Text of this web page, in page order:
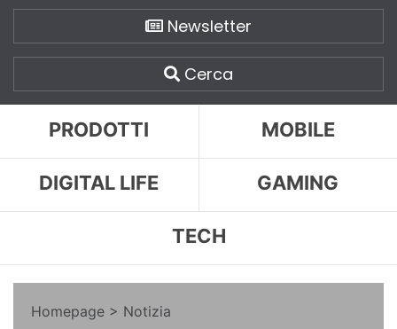
Newsletter
Cerca
PRODOTTI MOBILE
DIGITAL LIFE GAMING
TECH
Homepage > Notizia